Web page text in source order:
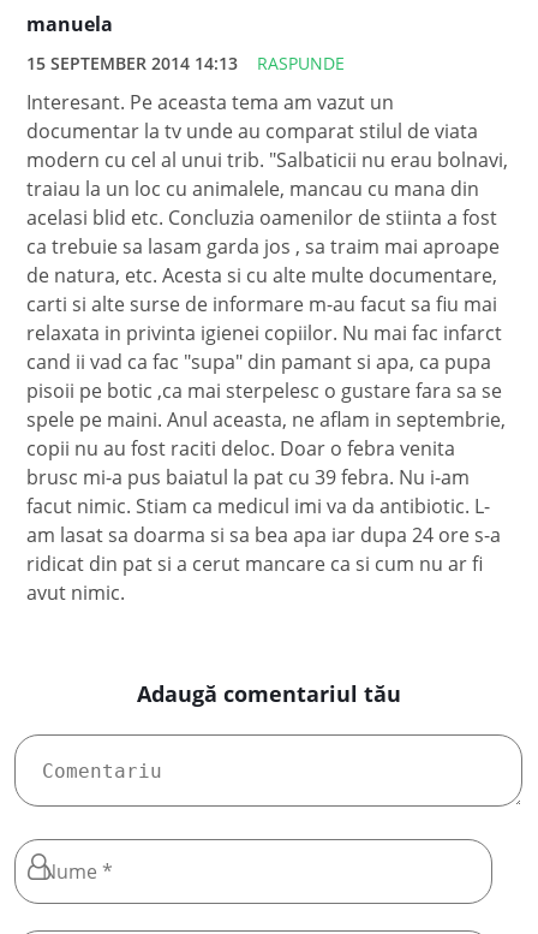
manuela
15 SEPTEMBER 2014 14:13 RASPUNDE
Interesant. Pe aceasta tema am vazut un
documentar la tv unde au comparat stilul de viata
modern cu cel al unui trib. "Salbaticii nu erau bolnavi,
traiau la un loc cu animalele, mancau cu mana din
acelasi blid etc. Concluzia oamenilor de stiinta a fost
ca trebuie sa lasam garda jos , sa traim mai aproape
de natura, etc. Acesta si cu alte multe documentare,
carti si alte surse de informare m-au facut sa fiu mai
relaxata in privinta igienei copiilor. Nu mai fac infarct
cand ii vad ca fac "supa" din pamant si apa, ca pupa
pisoii pe botic ,ca mai sterpelesc o gustare fara sa se
spele pe maini. Anul aceasta, ne aflam in septembrie,
copii nu au fost raciti deloc. Doar o febra venita
brusc mi-a pus baiatul la pat cu 39 febra. Nu i-am
facut nimic. Stiam ca medicul imi va da antibiotic. L-
am lasat sa doarma si sa bea apa iar dupa 24 ore s-a
ridicat din pat si a cerut mancare ca si cum nu ar fi
avut nimic.
Adaugă comentariul tău